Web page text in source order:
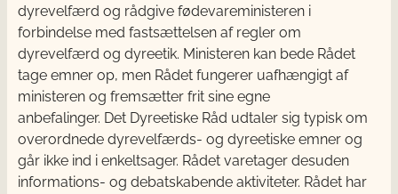
dyrevelfærd og rådgive fødevareministeren i
forbindelse med fastsættelsen af regler om
dyrevelfærd og dyreetik. Ministeren kan bede Rådet
tage emner op, men Rådet fungerer uafhængigt af
ministeren og fremsætter frit sine egne
anbefalinger. Det Dyreetiske Råd udtaler sig typisk om
overordnede dyrevelfærds- og dyreetiske emner og
går ikke ind i enkeltsager. Rådet varetager desuden
informations- og debatskabende aktiviteter. Rådet har